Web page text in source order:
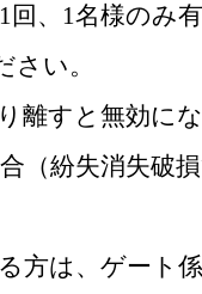
回、1名様のみ
い。
離すと無効に
（紛失消失破
方は、ゲート